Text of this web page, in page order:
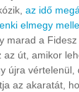
az idő
elmegy
marad a
az út, amikor
újra vértelenül,
az akaratát,